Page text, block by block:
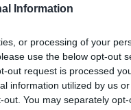
Information
or processing of your
use the below opt-out
out request is processed
information utilized by us
You may separately
2026 grazie
giugno ad
che